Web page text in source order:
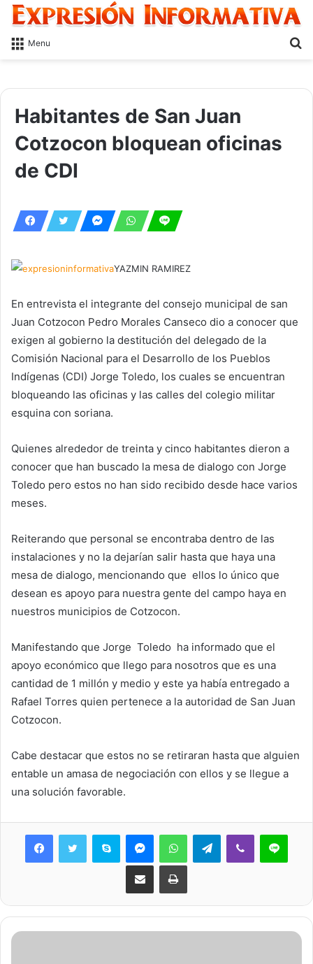
Menu
Habitantes de San Juan
Cotzocon bloquean oficinas
de CDI
YAZMIN RAMIREZ
En entrevista el integrante del consejo municipal de san
Juan Cotzocon Pedro Morales Canseco dio a conocer que
exigen al gobierno la destitución del delegado de la
Comisión Nacional para el Desarrollo de los Pueblos
Indígenas (CDI) Jorge Toledo, los cuales se encuentran
bloqueando las oficinas y las calles del colegio militar
esquina con soriana.
Quienes alrededor de treinta y cinco habitantes dieron a
conocer que han buscado la mesa de dialogo con Jorge
Toledo pero estos no han sido recibido desde hace varios
meses.
Reiterando que personal se encontraba dentro de las
instalaciones y no la dejarían salir hasta que haya una
mesa de dialogo, mencionando que ellos lo único que
desean es apoyo para nuestra gente del campo haya en
nuestros municipios de Cotzocon.
Manifestando que Jorge Toledo ha informado que el
apoyo económico que llego para nosotros que es una
cantidad de 1 millón y medio y este ya había entregado a
Rafael Torres quien pertenece a la autoridad de San Juan
Cotzocon.
Cabe destacar que estos no se retiraran hasta que alguien
entable un amasa de negociación con ellos y se llegue a
una solución favorable.
Skype MessengerWhatsAppTelegramViber Line
Share via Email Print